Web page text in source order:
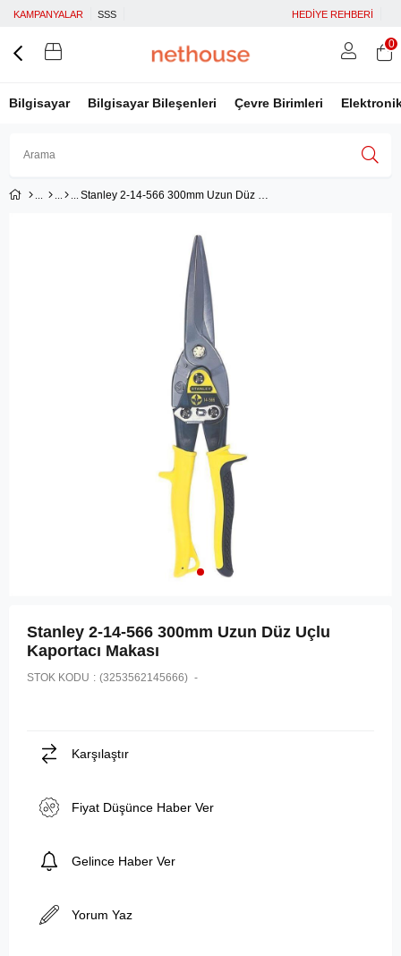
KAMPANYALAR SSS HEDİYE REHBERİ
Bilgisayar Bilgisayar Bileşenleri Çevre Birimleri
Üye Girişi
0
Stanley 2-14-566 300mm Uzun Düz Uçlu Kaportacı Makası
Stanley 2-14-566 300mm Uzun Düz Uçlu
Kaportacı Makası
STOK KODU (3253562145666)
Karşılaştır
Fiyat Düşünce Haber Ver
Gelince Haber Ver
Yorum Yaz